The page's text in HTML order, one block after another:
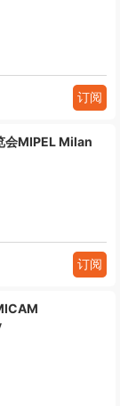
订阅
会MIPEL Milan
订阅